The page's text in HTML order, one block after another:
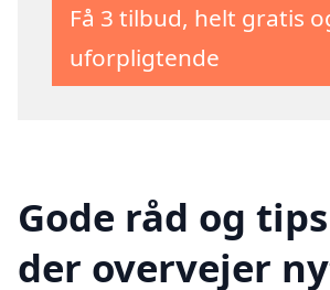
Få 3 tilbud, helt gratis
uforpligtende
Gode råd og
der overvejer